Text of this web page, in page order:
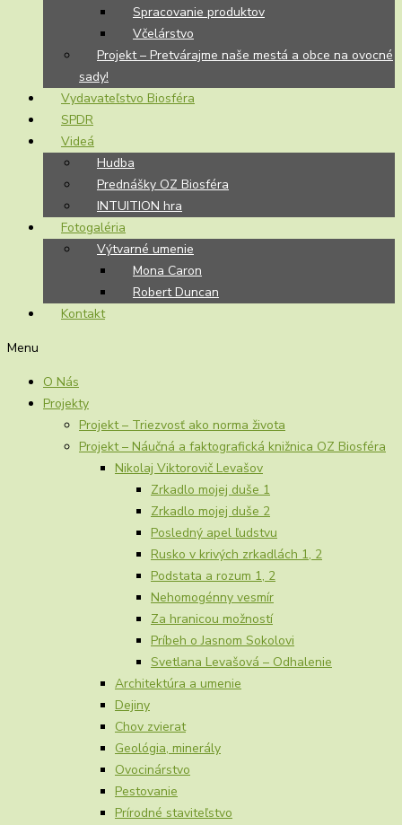
Spracovanie produktov
Včelárstvo
Projekt – Pretvárajme naše mestá a obce na ovocné
sady!
Vydavateľstvo Biosféra
SPDR
Videá
Hudba
Prednášky OZ Biosféra
INTUITION hra
Fotogaléria
Výtvarné umenie
Mona Caron
Robert Duncan
Kontakt
Menu
O Nás
Projekty
Projekt – Triezvosť ako norma života
Projekt – Náučná a faktografická knižnica OZ Biosféra
Nikolaj Viktorovič Levašov
Zrkadlo mojej duše 1
Zrkadlo mojej duše 2
Posledný apel ľudstvu
Rusko v krivých zrkadlách 1, 2
Podstata a rozum 1, 2
Nehomogénny vesmír
Za hranicou možností
Príbeh o Jasnom Sokolovi
Svetlana Levašová – Odhalenie
Architektúra a umenie
Dejiny
Chov zvierat
Geológia, minerály
Ovocinárstvo
Pestovanie
Prírodné staviteľstvo